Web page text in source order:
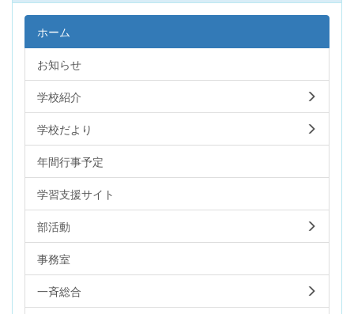
ホーム
お知らせ
学校紹介
学校だより
年間行事予定
学習支援サイト
部活動
事務室
一斉総合